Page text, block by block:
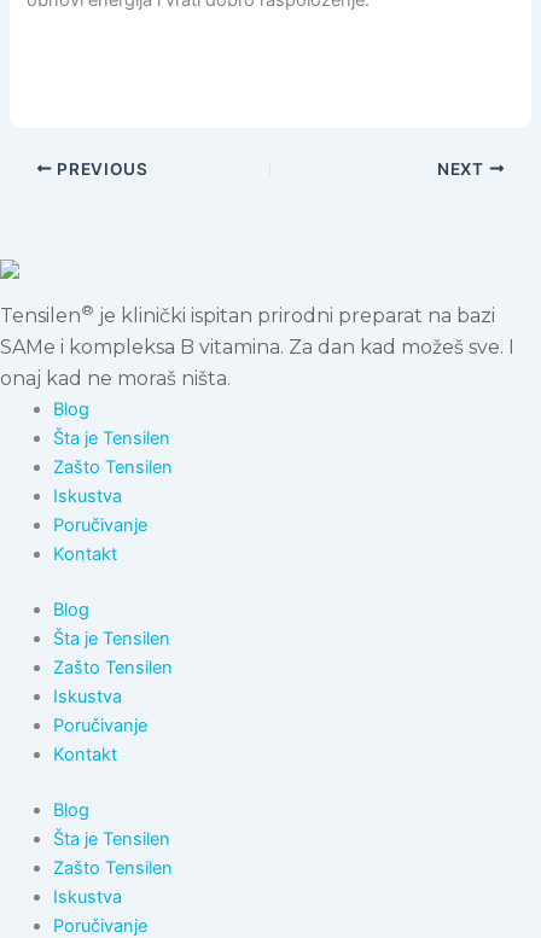
PREVIOUS NEXT
Tensilen® je klinički ispitan prirodni preparat na bazi
SAMe i kompleksa B vitamina. Za dan kad možeš sve. I
onaj kad ne moraš ništa.
Blog
Šta je Tensilen
Zašto Tensilen
Iskustva
Poručivanje
Kontakt
Blog
Šta je Tensilen
Zašto Tensilen
Iskustva
Poručivanje
Kontakt
Blog
Šta je Tensilen
Zašto Tensilen
Iskustva
Poručivanje